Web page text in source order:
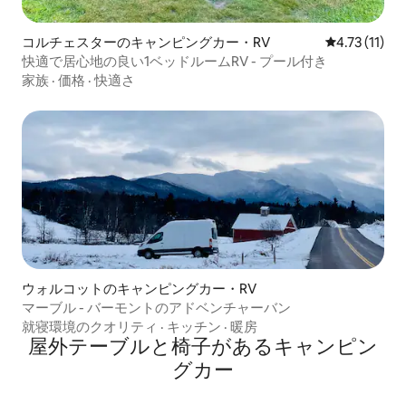
コルチェスターのキャンピングカー・RV レビュー11
4.73 (11)
快適で居心地の良い1ベッドルームRV - プール付き
家族 · 価格 ·快適さ
ウォルコットのキャンピングカー・RV
マーブル - バーモントのアドベンチャーバン
就寝環境のクオリティ · キッチン · 暖房
屋外テーブルと椅子があるキャンピン
グカー